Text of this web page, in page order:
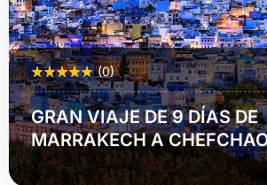
(0)
GRAN VIAJE DE 9 DÍAS DE
MARRAKECH A